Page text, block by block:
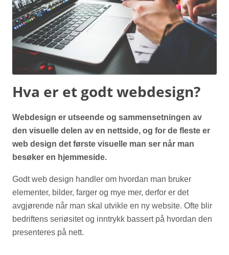
Hva er et godt webdesign?
Webdesign er utseende og sammensetningen av
den visuelle delen av en nettside, og for de fleste er
web design det første visuelle man ser når man
besøker en hjemmeside.
Godt web design handler om hvordan man bruker
elementer, bilder, farger og mye mer, derfor er det
avgjørende når man skal utvikle en ny website. Ofte blir
bedriftens seriøsitet og inntrykk bassert på hvordan den
presenteres på nett.